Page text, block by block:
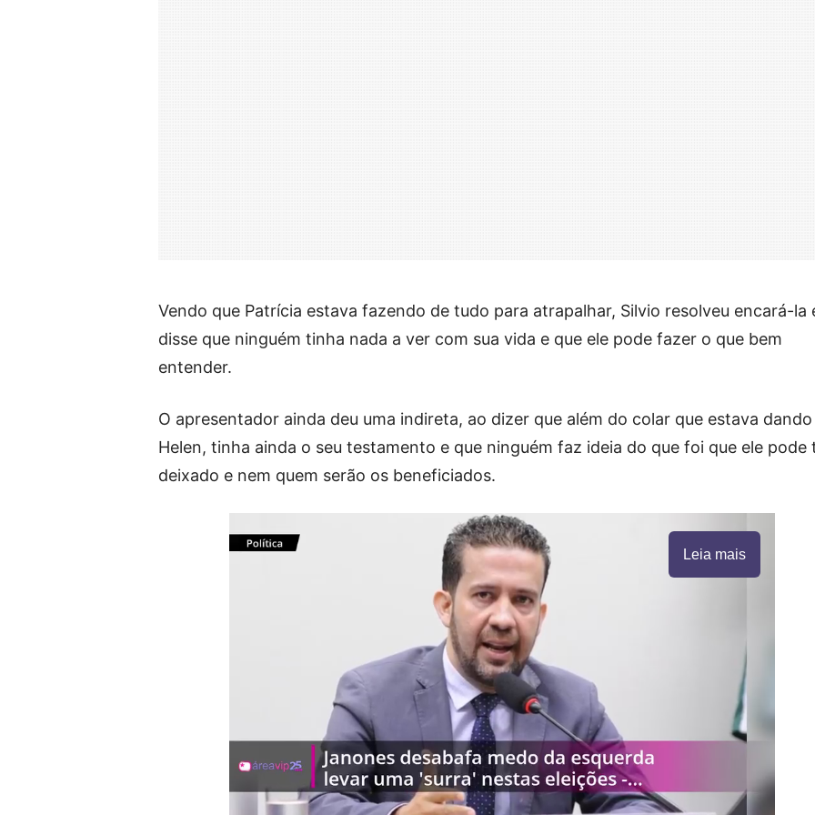
Vendo que Patrícia estava fazendo de tudo para atrapalhar, Silvio resolveu encará-la
disse que ninguém tinha nada a ver com sua vida e que ele pode fazer o que bem
entender.
O apresentador ainda deu uma indireta, ao dizer que além do colar que estava dando
Helen, tinha ainda o seu testamento e que ninguém faz ideia do que foi que ele pode
deixado e nem quem serão os beneficiados.
Leia mais